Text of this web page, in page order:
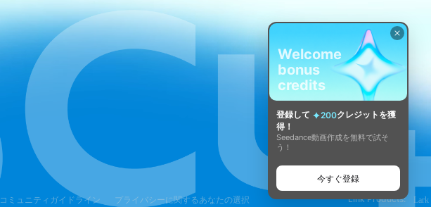
コミュニティガイドライン プライバシーに関するあなたの選択 Link Products: Lark
Welcome
bonus
credits
登録して 200クレジットを獲
得！
Seedance動画作成を無料で試そ
う！
今すぐ登録